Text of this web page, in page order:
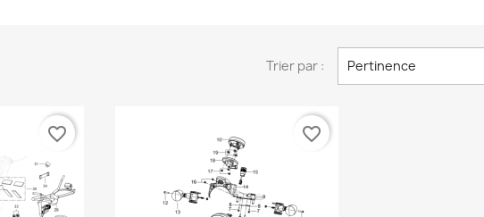
Trier par : Pertinence
favorite_border favorite_border